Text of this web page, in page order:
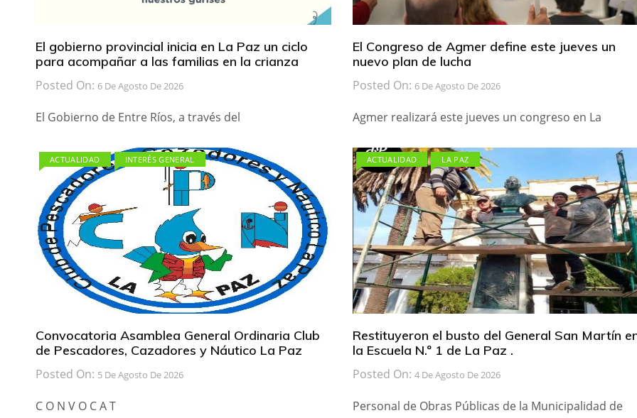
El gobierno provincial inicia en La Paz un ciclo
para acompañar a las familias en la crianza
Posted On: 6 De Agosto De 2026
El Gobierno de Entre Ríos, a través del
El Congreso de Agmer define este jueves un
nuevo plan de lucha
Posted On: 6 De Agosto De 2026
Agmer realizará este jueves un congreso en La
ACTUALIDAD INTERÉS GENERAL
Convocatoria Asamblea General Ordinaria Club
de Pescadores, Cazadores y Náutico La Paz
Posted On: 5 De Agosto De 2026
C O N V O C A T
ACTUALIDAD LA PAZ
Restituyeron el busto del General San Martín
la Escuela N.º 1 de La Paz .
Posted On: 4 De Agosto De 2026
Personal de Obras Públicas de la Municipalidad de